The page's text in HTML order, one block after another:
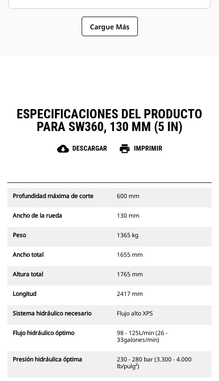
Cargue Más
ESPECIFICACIONES DEL PRODUCTO
PARA SW360, 130 MM (5 IN)
cloud_download DESCARGAR print IMPRIMIR
Profundidad máxima de corte 600 mm
Ancho de la rueda 130 mm
Peso 1365 kg
Ancho total 1655 mm
Altura total 1765 mm
Longitud 2417 mm
Sistema hidráulico necesario Flujo alto XPS
Flujo hidráulico óptimo
98 - 125L/min (26 -
33galones/min)
Presión hidráulica óptima
230 - 280 bar (3.300 - 4.000
lb/pulg²)